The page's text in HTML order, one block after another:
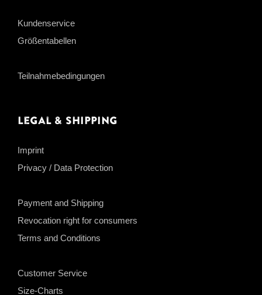
Kundenservice
Größentabellen
Teilnahmebedingungen
Legal & Shipping
Imprint
Privacy / Data Protection
Payment and Shipping
Revocation right for consumers
Terms and Conditions
Customer Service
Size-Charts